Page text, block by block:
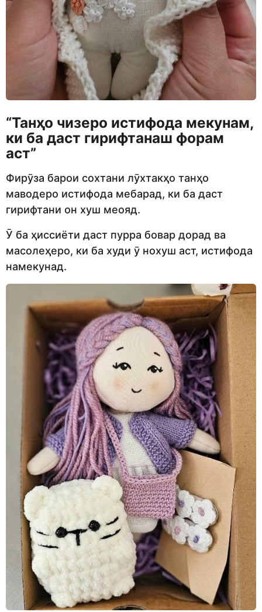
“Танҳо чизеро истифода мекунам,
ки ба даст гирифтанаш форам
аст”
Фирӯза барои сохтани лӯхтакҳо танҳо
маводеро истифода мебарад, ки ба даст
гирифтани он хуш меояд.
Ӯ ба ҳиссиёти даст пурра бовар дорад ва
масолеҳеро, ки ба худи ӯ нохуш аст, истифода
намекунад.